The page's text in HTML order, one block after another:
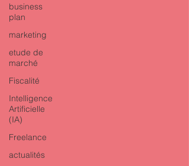
business
plan
marketing
etude de
marché
Fiscalité
Intelligence
Artificielle
(IA)
Freelance
actualités